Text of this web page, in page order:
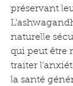
préservant
naturelle
qui peut être
traiter
la santé